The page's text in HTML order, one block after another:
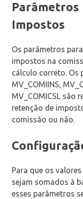
Impostos
Os parâmetros
impostos na
cálculo correto. Os
MV_COMIINS,
MV_COMICSL são
retenção de
comissão ou não.
Para que os
sejam somados à
esses parâmetros